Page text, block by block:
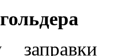
заправки